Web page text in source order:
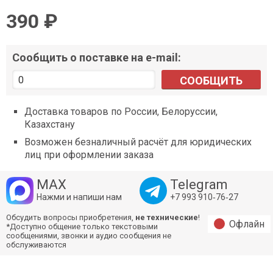
390 ₽
Сообщить о поставке на e-mail:
СООБЩИТЬ
Доставка товаров по России, Белоруссии,
Казахстану
Возможен безналичный расчёт для юридических
лиц при оформлении заказа
MAX
Нажми и напиши нам
Telegram
+7 993 910‑76‑27
Обсудить вопросы приобретения, не технические!
*Доступно общение только текстовыми
сообщениями, звонки и аудио сообщения не
обслуживаются
Офлайн